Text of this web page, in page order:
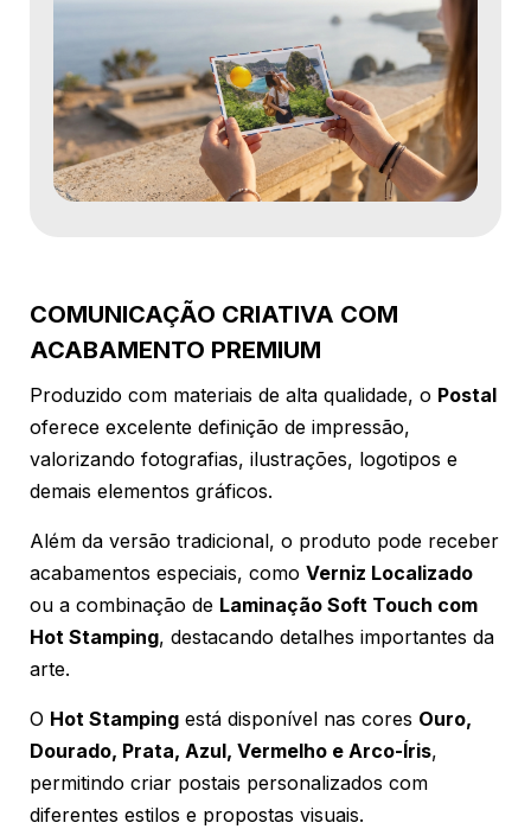
COMUNICAÇÃO CRIATIVA COM
ACABAMENTO PREMIUM
Produzido com materiais de alta qualidade, o Postal
oferece excelente definição de impressão,
valorizando fotografias, ilustrações, logotipos e
demais elementos gráficos.
Além da versão tradicional, o produto pode receber
acabamentos especiais, como Verniz Localizado
ou a combinação de Laminação Soft Touch com
Hot Stamping, destacando detalhes importantes da
arte.
O Hot Stamping está disponível nas cores Ouro,
Dourado, Prata, Azul, Vermelho e Arco-Íris,
permitindo criar postais personalizados com
diferentes estilos e propostas visuais.